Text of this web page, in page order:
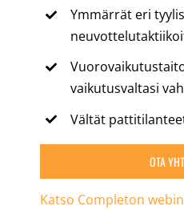
Ymmärrät eri
vaikutusvaltasi
Vältät
OTA
Katso Completon